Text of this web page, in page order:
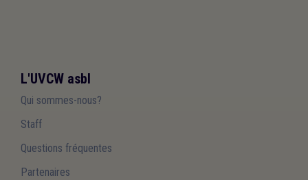
L'UVCW asbl
Qui sommes-nous?
Staff
Questions fréquentes
Partenaires